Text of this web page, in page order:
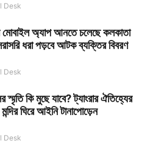
Desk
মোবাইল অ্যাপ আনতে চলেছে কলকাতা
ধরা পড়বে আটক ব্যক্তির বিবরণ
Desk
স্মৃতি কি মুছে যাবে? ট্যাংরার ঐতিহ্যের
ঘিরে আইনি টানাপোড়েন
Desk